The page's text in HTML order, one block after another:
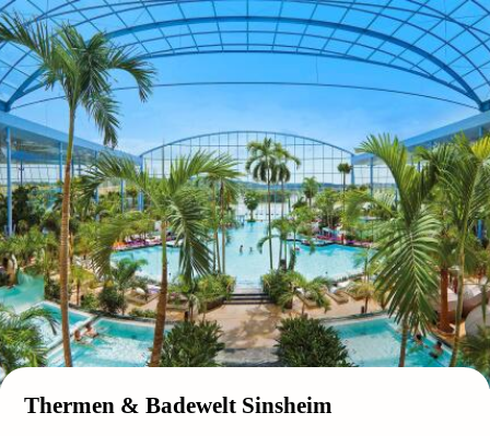
Thermen & Badewelt Sinsheim